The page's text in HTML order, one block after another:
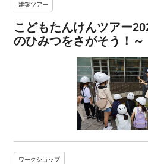
建築ツアー
こどもたんけんツアー
のひみつをさがそう！～
ワークショップ